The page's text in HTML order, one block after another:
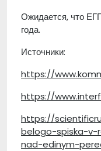
Ожидается, что
года.
Источники:
https://
https://
https://
belogo-spiska-
nad-edinym-